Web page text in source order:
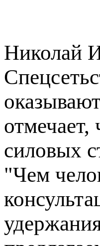
Николай
силовых
"Чем